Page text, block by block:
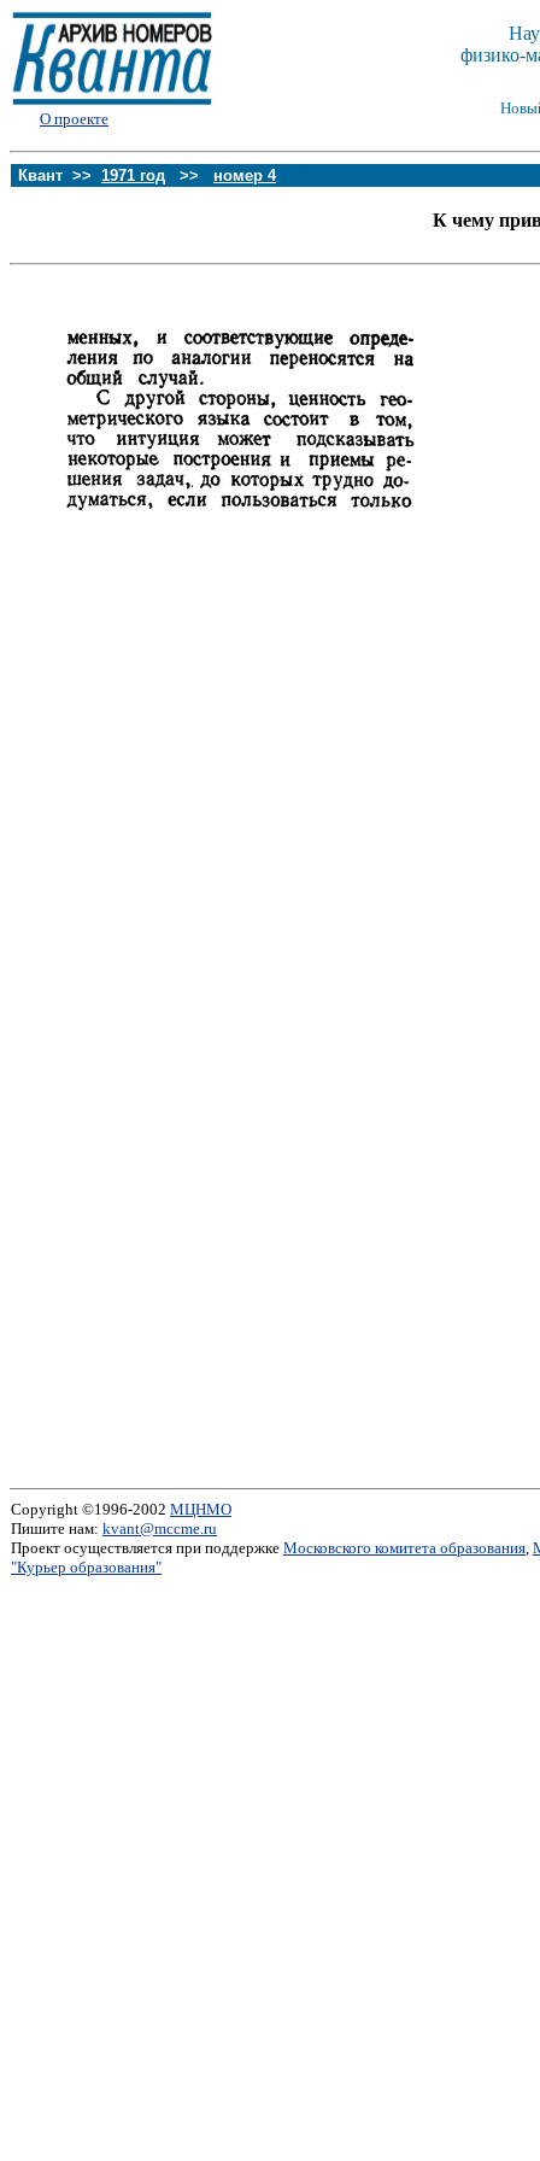
О проекте
физико-
Квант >> 1971 год >> номер 4
К чему
Copyright ©1996-2002 МЦНМО
Пишите нам: kvant@mccme.ru
Проект осуществляется при поддержке Московского комитета образования,
"Курьер образования"